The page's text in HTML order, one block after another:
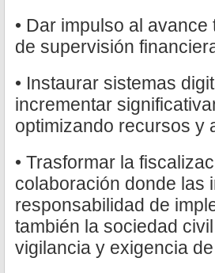
• Dar impulso al
de supervisión
• Instaurar sistemas
incrementar
optimizando recursos y
• Trasformar la
colaboración donde las
responsabilidad de
también la sociedad
vigilancia y exigencia